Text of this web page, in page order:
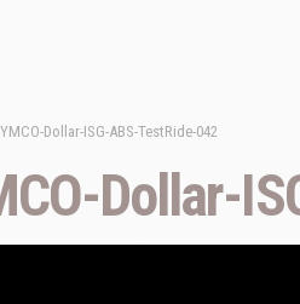
Dollar-ISG-ABS-TestRide-042
Dollar-